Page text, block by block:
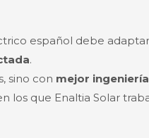
español debe
.
sino con mejor
los que Enaltia Solar